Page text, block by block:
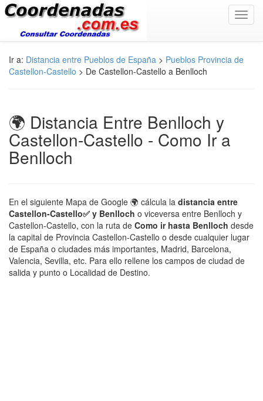
Ir a: Distancia entre Pueblos de España > Pueblos Provincia de
Castellon-Castello > De Castellon-Castello a Benlloch
🌍 Distancia Entre Benlloch y
Castellon-Castello - Como Ir a
Benlloch
En el siguiente Mapa de Google 🌍 cálcula la distancia entre
Castellon-Castello✅ y Benlloch o viceversa entre Benlloch y
Castellon-Castello, con la ruta de Como ir hasta Benlloch desde
la capital de Provincia Castellon-Castello o desde cualquier lugar
de España o ciudades más importantes, Madrid, Barcelona,
Valencia, Sevilla, etc. Para ello rellene los campos de ciudad de
salida y punto o Localidad de Destino.